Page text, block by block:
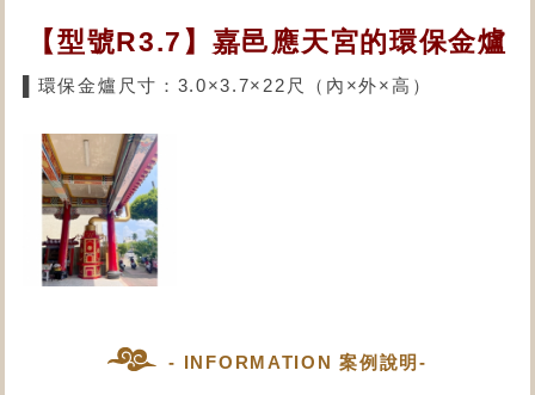
【型號R3.7】嘉邑應天宮的環保金爐
▌環保金爐尺寸：3.0×3.7×22尺（內×外×高）
- INFORMATION 案例說明-